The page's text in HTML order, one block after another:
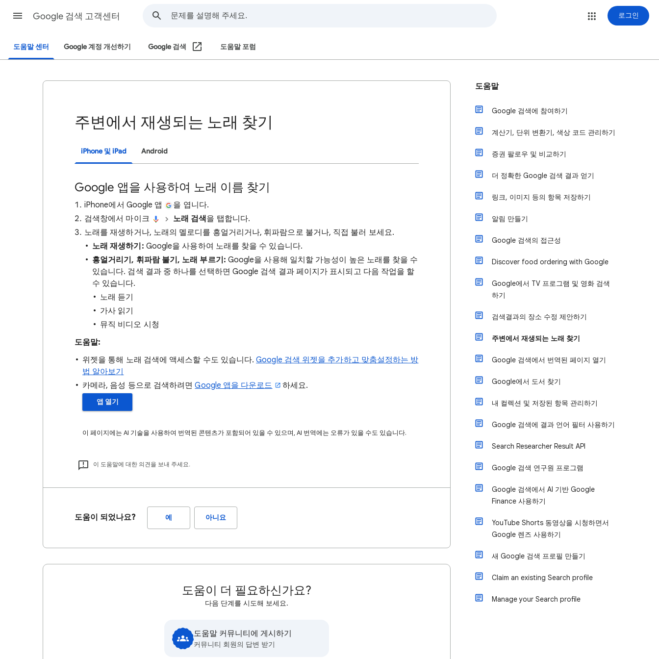
Google 검색 고객센터 로그인
도움말 센터 Google 계정 개선하기 Google 검색 도움말 포럼
주변에서 재생되는 노래 찾기
iPhone 및 iPad Android
Google 앱을 사용하여 노래 이름 찾기
iPhone에서 Google 앱
을 엽니다.
검색창에서 마이크
노래 검색을 탭합니다.
노래를 재생하거나, 노래의 멜로디를 흥얼거리거나, 휘파람으로 불거나, 직접 불러 보세요.
노래 재생하기: Google을 사용하여 노래를 찾을 수 있습니다.
흥얼거리기, 휘파람 불기, 노래 부르기: Google을 사용해 일치할 가능성이 높은 노래를 찾을 수
있습니다. 검색 결과 중 하나를 선택하면 Google 검색 결과 페이지가 표시되고 다음 작업을 할
수 있습니다.
노래 듣기
가사 읽기
뮤직 비디오 시청
도움말:
위젯을 통해 노래 검색에 액세스할 수도 있습니다.Google 검색 위젯을 추가하고 맞춤설정하는 방
법 알아보기
카메라, 음성 등으로 검색하려면Google 앱을 다운로드 하세요.
앱 열기
이 페이지에는 AI 기술을 사용하여 번역된 콘텐츠가 포함되어 있을 수 있으며, AI 번역에는 오류가 있을 수도 있습니다.
이 도움말에 대한 의견을 보내 주세요.
도움이 되었나요? 예 아니요
도움이 더 필요하신가요?
다음 단계를 시도해 보세요.
도움말 커뮤니티에 게시하기
커뮤니티 회원의 답변 받기
도움말
Google 검색에 참여하기
계산기, 단위 변환기, 색상 코드 관리하기
증권 팔로우 및 비교하기
더 정확한 Google 검색 결과 얻기
링크, 이미지 등의 항목 저장하기
알림 만들기
Google 검색의 접근성
Discover food ordering with Google
Google에서 TV 프로그램 및 영화 검색
하기
검색결과의 장소 수정 제안하기
주변에서 재생되는 노래 찾기
Google 검색에서 번역된 페이지 열기
Google에서 도서 찾기
내 컬렉션 및 저장된 항목 관리하기
Google 검색에 결과 언어 필터 사용하기
Search Researcher Result API
Google 검색 연구원 프로그램
Google 검색에서 AI 기반 Google
Finance 사용하기
YouTube Shorts 동영상을 시청하면서
Google 렌즈 사용하기
새 Google 검색 프로필 만들기
Claim an existing Search profile
Manage your Search profile